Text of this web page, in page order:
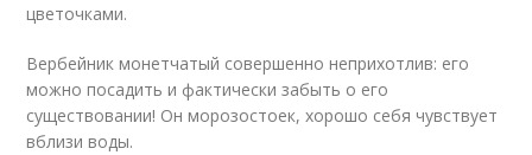
цветочками.
Вербейник монетчатый совершенно неприхотлив: его
можно посадить и фактически забыть о его
существовании! Он морозостоек, хорошо себя чувствует
вблизи воды.